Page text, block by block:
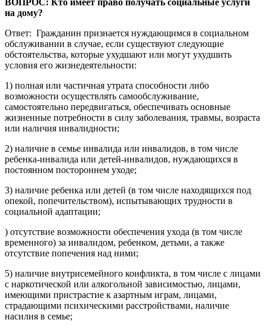
ВОПРОС: Кто имеет право получать социальные услуги
на дому?
Ответ: Гражданин признается нуждающимся в социальном
обслуживании в случае, если существуют следующие
обстоятельства, которые ухудшают или могут ухудшить
условия его жизнедеятельности:
1) полная или частичная утрата способности либо
возможности осуществлять самообслуживание,
самостоятельно передвигаться, обеспечивать основные
жизненные потребности в силу заболевания, травмы, возраста
или наличия инвалидности;
2) наличие в семье инвалида или инвалидов, в том числе
ребенка-инвалида или детей-инвалидов, нуждающихся в
постоянном постороннем уходе;
3) наличие ребенка или детей (в том числе находящихся под
опекой, попечительством), испытывающих трудности в
социальной адаптации;
) отсутствие возможности обеспечения ухода (в том числе
временного) за инвалидом, ребенком, детьми, а также
отсутствие попечения над ними;
5) наличие внутрисемейного конфликта, в том числе с лицами
с наркотической или алкогольной зависимостью, лицами,
имеющими пристрастие к азартным играм, лицами,
страдающими психическими расстройствами, наличие
насилия в семье;